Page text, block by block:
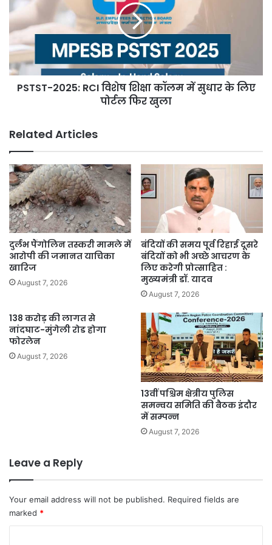
विशेष
शिक्षा
कॉलम
में
सुधार
के
लिएPSTST-2025: RCI विशेष शिक्षा कॉलम में सुधार के लिए
पोर्टल फिर खुला
Related Articles
दुर्लभ पैंगोलिन तस्करी मामले में
आरोपी की जमानत याचिका
खारिज
August 7, 2026
बंदियों की समय पूर्व रिहाई दूसरे
बंदियों को भी अच्छे आचरण के
लिए करेगी प्रोत्साहित :
मुख्यमंत्री डॉ. यादव
August 7, 2026
138 करोड़ की लागत से
नांदघाट-मुंगेली रोड होगा
फोरलेन
August 7, 2026
13वीं पश्चिम क्षेत्रीय पुलिस
समन्वय समिति की बैठक इंदौर
में सम्पन्न
August 7, 2026
Leave a Reply
Your email address will not be published. Required fields are
marked *